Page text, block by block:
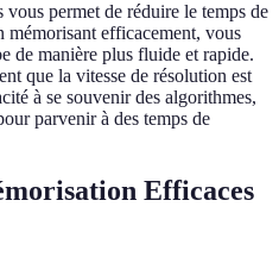
permet de réduire le temps de
efficacement, vous
de manière plus fluide et rapide.
que la vitesse de résolution est
à se souvenir des algorithmes,
parvenir à des temps de
Efficaces